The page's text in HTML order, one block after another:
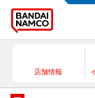
店舗情報